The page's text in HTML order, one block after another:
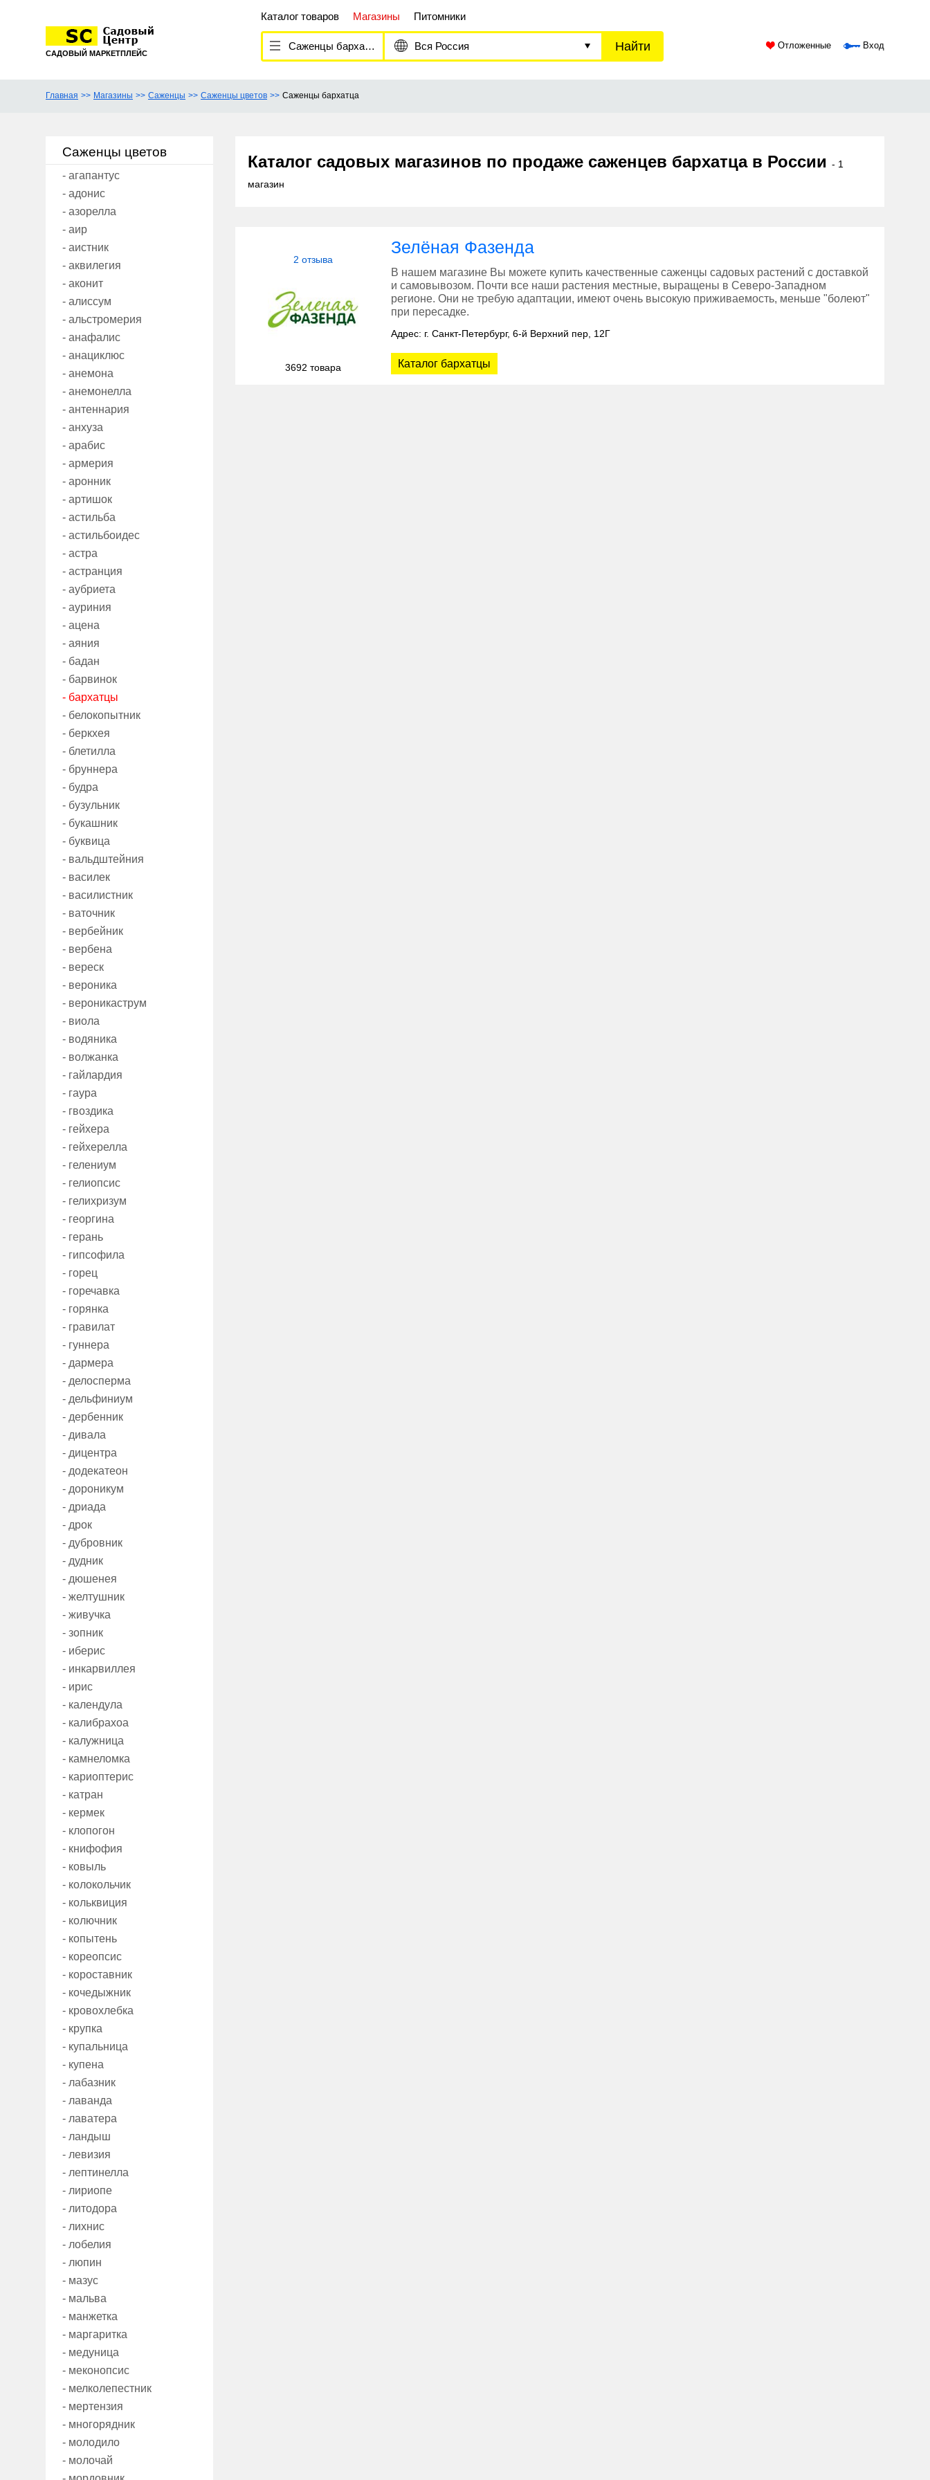
САДОВЫЙ МАРКЕТПЛЕЙС
Каталог товаров Магазины Питомники
Саженцы бархатца Вся Россия Найти Отложенные Вход
Главная Магазины Саженцы Саженцы цветов Саженцы бархатца
Саженцы цветов
- агапантус
- адонис
- азорелла
- аир
- аистник
- аквилегия
- аконит
- алиссум
- альстромерия
- анафалис
- анациклюс
- анемона
- анемонелла
- антеннария
- анхуза
- арабис
- армерия
- аронник
- артишок
- астильба
- астильбоидес
- астра
- астранция
- аубриета
- ауриния
- ацена
- аяния
- бадан
- барвинок
- бархатцы
- белокопытник
- беркхея
- блетилла
- бруннера
- будра
- бузульник
- букашник
- буквица
- вальдштейния
- василек
- василистник
- ваточник
- вербейник
- вербена
- вереск
- вероника
- вероникаструм
- виола
- водяника
- волжанка
- гайлардия
- гаура
- гвоздика
- гейхера
- гейхерелла
- гелениум
- гелиопсис
- гелихризум
- георгина
- герань
- гипсофила
- горец
- горечавка
- горянка
- гравилат
- гуннера
- дармера
- делосперма
- дельфиниум
- дербенник
- дивала
- дицентра
- додекатеон
- дороникум
- дриада
- дрок
- дубровник
- дудник
- дюшенея
- желтушник
- живучка
- зопник
- иберис
- инкарвиллея
- ирис
- календула
- калибрахоа
- калужница
- камнеломка
- кариоптерис
- катран
- кермек
- клопогон
- книфофия
- ковыль
- колокольчик
- кольквиция
- колючник
- копытень
- кореопсис
- короставник
- кочедыжник
- кровохлебка
- крупка
- купальница
- купена
- лабазник
- лаванда
- лаватера
- ландыш
- левизия
- лептинелла
- лириопе
- литодора
- лихнис
- лобелия
- люпин
- мазус
- мальва
- манжетка
- маргаритка
- медуница
- меконопсис
- мелколепестник
- мертензия
- многорядник
- молодило
- молочай
Каталог садовых магазинов по продаже саженцев бархатца в России - 1
магазин
2 отзыва
3692 товара
Зелёная Фазенда
В нашем магазине Вы можете купить качественные саженцы садовых растений с доставкой
и самовывозом. Почти все наши растения местные, выращены в Северо-Западном
регионе. Они не требую адаптации, имеют очень высокую приживаемость, меньше "болеют"
при пересадке.
Адрес: г. Санкт-Петербург, 6-й Верхний пер, 12Г
Каталог бархатцы